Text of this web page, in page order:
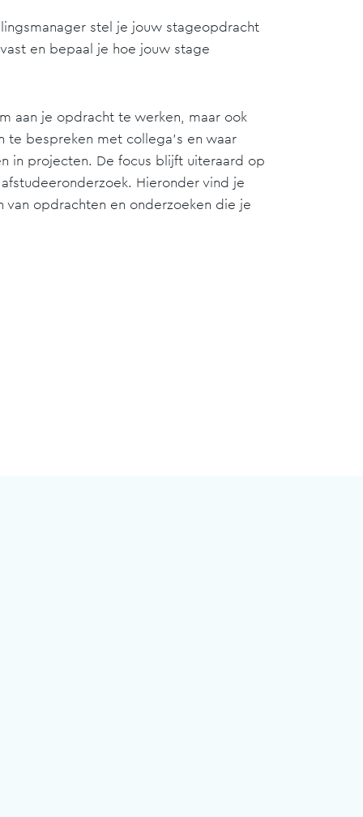
stel je jouw stageopdracht
en bepaal je hoe jouw stage
aan je opdracht te werken, maar ook
te bespreken met collega's en waar
in projecten. De focus blijft uiteraard op
Hieronder vind je
van opdrachten en onderzoeken die je